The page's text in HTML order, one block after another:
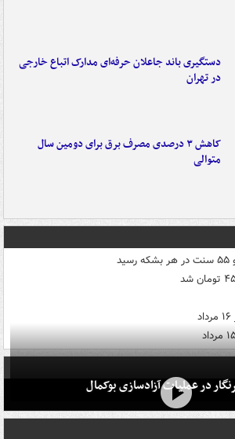
دستگیری باند جاعلان حرفه‌ای مدارک اتباع خارجی
در تهران
کاهش ۳ درصدی مصرف برق برای دومین سال
متوالی
در عملیات آزادسازی بوکمال